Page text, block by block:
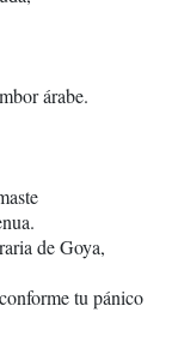
árabe.
de Goya,
tu pánico